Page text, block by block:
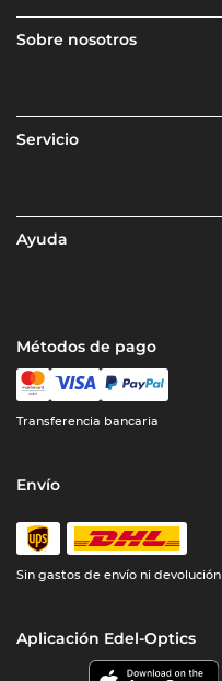
Sobre nosotros
Servicio
Ayuda
Métodos de pago
Transferencia bancaria
Envío
Sin gastos de envío ni devolución
Aplicación Edel-Optics